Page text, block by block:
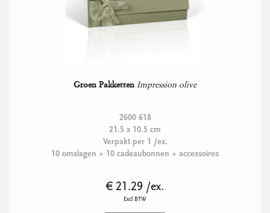
Groen Pakketten Impression olive
2600 618
21.5 x 10.5 cm
Verpakt per 1 /ex.
10 omslagen + 10 cadeaubonnen + accessoires
€ 21.29 /ex.
Excl BTW